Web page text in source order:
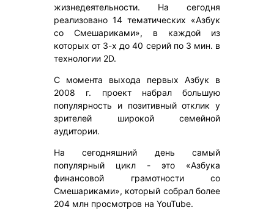
жизнедеятельности. На сегодня
реализовано 14 тематических «Азбук
со Смешариками», в каждой из
которых от 3-х до 40 серий по 3 мин. в
технологии 2D.
С момента выхода первых Азбук в
2008 г. проект набрал большую
популярность и позитивный отклик у
зрителей широкой семейной
аудитории.
На сегодняшний день самый
популярный цикл - это «Азбука
финансовой грамотности со
Смешариками», который собрал более
204 млн просмотров на YouTube.